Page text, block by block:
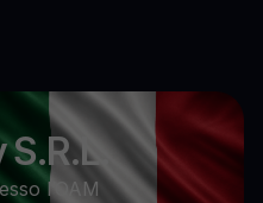
S.R.L.
l’OAM